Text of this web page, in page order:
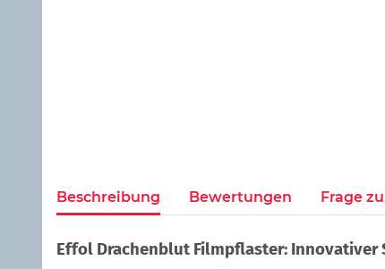
Beschreibung Bewertungen Frage
Effol Drachenblut Filmpflaster: Innovativer